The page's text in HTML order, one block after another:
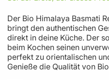
Der Bio Himalaya Basmati
bringt den authentischen
direkt in deine Küche. Der
beim Kochen seinen
perfekt zu orientalischen
Genieße die Qualität von